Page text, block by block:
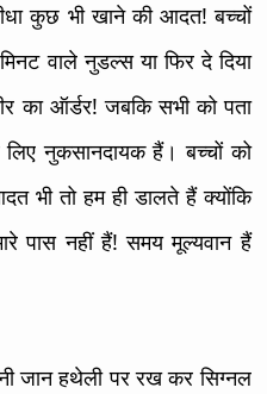
कुछ भी खाने की आदत! बच्चों
वाले नुडल्स या फिर दे दिया
का ऑर्डर! जबकि सभी को पता
नुकसानदायक हैं। बच्चों को
भी तो हम ही डालते हैं क्योंकि
पास नहीं हैं! समय मूल्यवान हैं
जान हथेली पर रख कर सिग्नल